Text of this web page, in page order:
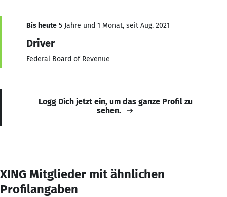
Bis heute 5 Jahre und 1 Monat, seit Aug. 2021
Driver
Federal Board of Revenue
Logg Dich jetzt ein, um das ganze Profil zu
sehen.
XING Mitglieder mit ähnlichen
Profilangaben